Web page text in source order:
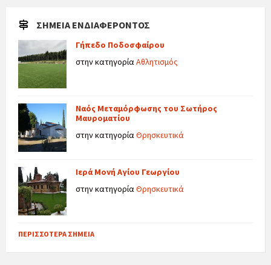
ΣΗΜΕΊΑ ΕΝΔΙΑΦΈΡΟΝΤΟΣ
Γήπεδο Ποδοσφαίρου
στην κατηγορίαΑθλητισμός
Ναός Μεταμόρφωσης του Σωτήρος
Μαυροματίου
στην κατηγορίαΘρησκευτικά
Ιερά Μονή Αγίου Γεωργίου
στην κατηγορίαΘρησκευτικά
ΠΕΡΙΣΣΌΤΕΡΑ ΣΗΜΕΊΑ